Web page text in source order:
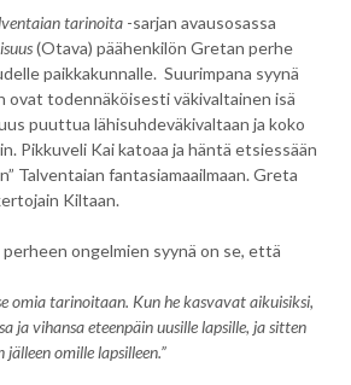
tarinoita -sarjan avausosassa
(Otava) päähenkilön Gretan perhe
paikkakunnalle. Suurimpana syynä
todennäköisesti väkivaltainen isä
puuttua lähisuhdeväkivaltaan ja koko
Pikkuveli Kai katoaa ja häntä etsiessään
Talventaian fantasiamaailmaan. Greta
Kiltaan.
ongelmien syynä on se, että
omia tarinoitaan. Kun he kasvavat aikuisiksi,
ja vihansa eteenpäin uusille lapsille, ja sitten
omille lapsilleen.”